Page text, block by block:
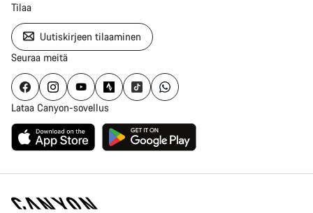
Tilaa
Uutiskirjeen tilaaminen
Seuraa meitä
Lataa Canyon-sovellus